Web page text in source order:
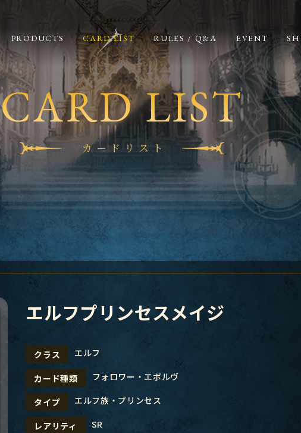
PRODUCTS CARD LIST RULES / Q&A EVENT
CARD LIST
カードリスト
エルフプリンセスメイジ
クラス エルフ
カード種類 フォロワー・エボルヴ
タイプ エルフ族・プリンセス
レアリティ SR